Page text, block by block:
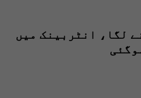
لگا، انٹربینک میں